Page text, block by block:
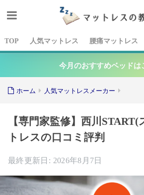
TOP 人気マットレス 腰痛マットレス
今月のおすすめベッドは
ホーム 人気マットレスメーカー
【専門家監修】西川
トレスの口コミ評判
2026年8月7日